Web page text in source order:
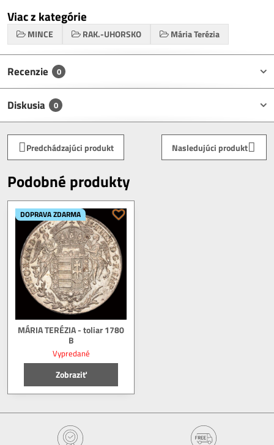
Viac z kategórie
MINCE RAK.-UHORSKO Mária Terézia
Recenzie 0
Diskusia 0
Predchádzajúci produkt Nasledujúci produkt
Podobné produkty
DOPRAVA ZDARMA
MÁRIA TERÉZIA - toliar 1780
B
Vypredané
Zobraziť